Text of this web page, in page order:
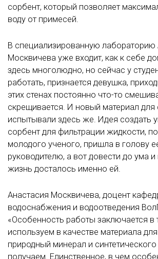
сорбент, который позволяет
воду от примесей.
В специализированную лабораторию
Москвичева уже входит, как к себе
здесь многолюдно, но сейчас у
работать, признается девушка,
этих стенах постоянно что-то
скрещивается. И новый материал для
испытывали здесь же. Идея создать
сорбент для фильтрации жидкости,
молодого ученого, пришла в голову
руководителю, а вот довести до ума и
жизнь досталось именно ей.
Анастасия Москвичева, доцент
водоснабжения и водоотведения
«Особенность работы заключается в
используем в качестве материала
природный минерал и
получаем. Единственное, в чем